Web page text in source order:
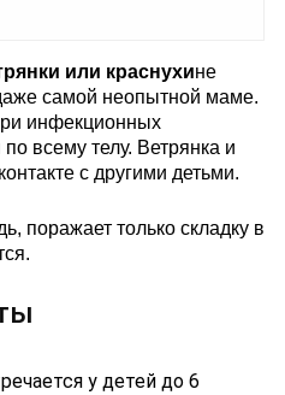
или краснухине
самой неопытной маме.
инфекционных
всему телу. Ветрянка и
с другими детьми.
поражает только складку в
у детей до 6